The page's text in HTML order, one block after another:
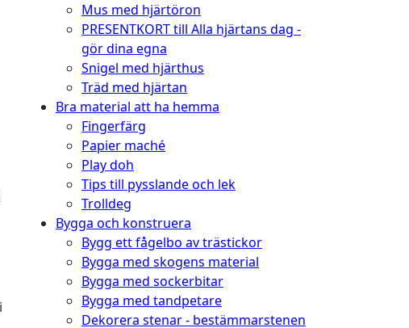
Mus med hjärtöron
PRESENTKORT till Alla hjärtans dag -
gör dina egna
Snigel med hjärthus
Träd med hjärtan
Bra material att ha hemma
Fingerfärg
Papier maché
Play doh
Tips till pysslande och lek
Trolldeg
Bygga och konstruera
Bygg ett fågelbo av trästickor
Bygga med skogens material
Bygga med sockerbitar
Bygga med tandpetare
Dekorera stenar - bestämmarstenen